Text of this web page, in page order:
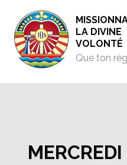
LA DIVINE
VOLONTÉ
Que ton